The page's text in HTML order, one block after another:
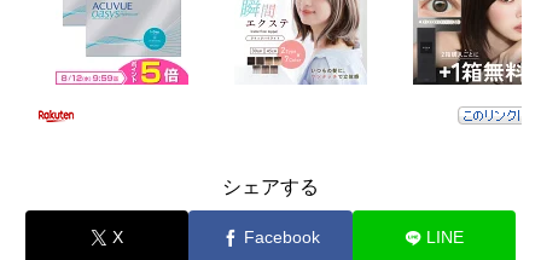
シェアする
X Facebook LINE